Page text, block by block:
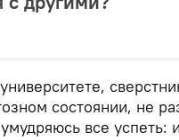
состоянии, не
все успеть: